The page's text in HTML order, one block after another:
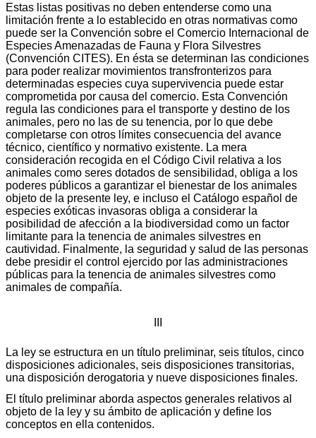
Estas listas positivas no deben entenderse como una
limitación frente a lo establecido en otras normativas como
puede ser la Convención sobre el Comercio Internacional de
Especies Amenazadas de Fauna y Flora Silvestres
(Convención CITES). En ésta se determinan las condiciones
para poder realizar movimientos transfronterizos para
determinadas especies cuya supervivencia puede estar
comprometida por causa del comercio. Esta Convención
regula las condiciones para el transporte y destino de los
animales, pero no las de su tenencia, por lo que debe
completarse con otros límites consecuencia del avance
técnico, científico y normativo existente. La mera
consideración recogida en el Código Civil relativa a los
animales como seres dotados de sensibilidad, obliga a los
poderes públicos a garantizar el bienestar de los animales
objeto de la presente ley, e incluso el Catálogo español de
especies exóticas invasoras obliga a considerar la
posibilidad de afección a la biodiversidad como un factor
limitante para la tenencia de animales silvestres en
cautividad. Finalmente, la seguridad y salud de las personas
debe presidir el control ejercido por las administraciones
públicas para la tenencia de animales silvestres como
animales de compañía.
La ley se estructura en un título preliminar, seis títulos, cinco
disposiciones adicionales, seis disposiciones transitorias,
una disposición derogatoria y nueve disposiciones finales.
El título preliminar aborda aspectos generales relativos al
objeto de la ley y su ámbito de aplicación y define los
conceptos en ella contenidos.